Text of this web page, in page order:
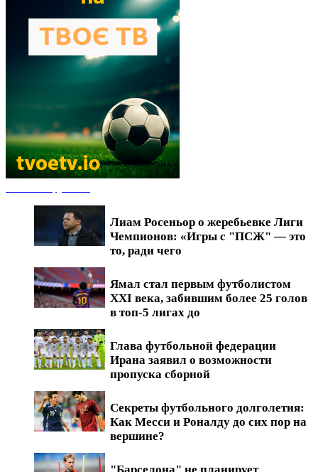
Лиам Росеньор о жеребьевке Лиги
Чемпионов: «Игры с "ПСЖ" — это
то, ради чего
Ямал стал первым футболистом
XXI века, забившим более 25 голов
в топ-5 лигах до
Глава футбольной федерации
Ирана заявил о возможности
пропуска сборной
Секреты футбольного долголетия:
Как Месси и Роналду до сих пор на
вершине?
"Барселона" не планирует